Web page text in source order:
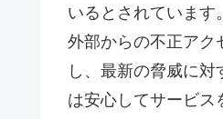
いるとされています
外部からの不正アク
し、最新の脅威に
は安心してサービス